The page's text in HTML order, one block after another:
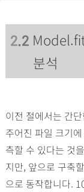
o
u
2.2
분석
이전 절에서는 간
주어진 파일 크기
측할 수 있다는 것
지만, 앞으로 구축
으로 동작합니다.